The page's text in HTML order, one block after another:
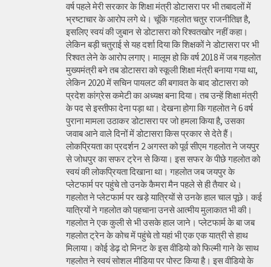
वर्ष पहले मेरी सरकार के शिक्षा मंत्री डोटासरा पर भी तबादलों में
भ्रष्टाचार के आरोप लगे थे। चूंकि गहलोत चतुर राजनीतिज्ञ है,
इसलिए स्वयं की जुबान से डोटासरा को रिश्वतखोर नहीं कहा।
लेकिन बड़ी चतुराई से यह दर्शा दिया कि शिक्षकों ने डोटासरा पर भी
रिश्वत लेने के आरोप लगाए। मालूम हो कि वर्ष 2018 में जब गहलोत
मुख्यमंत्री बने तब डोटासरा को स्कूली शिक्षा मंत्री बनाया गया था,
लेकिन 2020 में सचिन पायलट की बगावत के बाद डोटासरा को
प्रदेश कांग्रेस कमेटी का अध्यक्ष बना दिया। तब उन्हें शिक्षा मंत्री
के पद से इस्तीफा देना पड़ा था। देखना होगा कि गहलोत ने 6 वर्ष
पुराना मामला उठाकर डोटासरा पर जो हमला किया है, उसका
जवाब आने वाले दिनों में डोटासरा किस प्रकार से देते हैं।
लोकप्रियता का प्रदर्शन 2 अगस्त को पूर्व सीएम गहलोत ने जयपुर
से जोधपुर का सफर ट्रेन से किया। इस सफर के पीछे गहलोत को
स्वयं की लोकप्रियता दिखाना था। गहलोत जब जयपुर के
प्लेटफार्म पर पहुंचे तो उनके कैमरा मैन पहले से ही तैयार थे।
गहलोत ने प्लेटफार्म पर खड़े यात्रियों से उनके हाल चाल पूछे। कई
यात्रियों ने गहलोत को पहचाना उनसे आत्मीय मुलाकात भी की।
गहलोत ने एक कुली से भी उसके हाल जाने। प्लेटफार्म के बा जब
गहलोत ट्रेन के कोच में पहुंचे तो यहां भी एक एक यात्री से हाथ
मिलाया। कोई डेढ़ दो मिनट के इस वीडियो को फिल्मी गाने के साथ
गहलोत ने स्वयं सोशल मीडिया पर पोस्ट किया है। इस वीडियो के